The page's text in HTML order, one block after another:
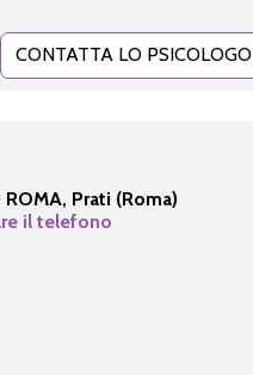
CONTATTA LO PSICOLOGO
ROMA, Prati (Roma)
il telefono